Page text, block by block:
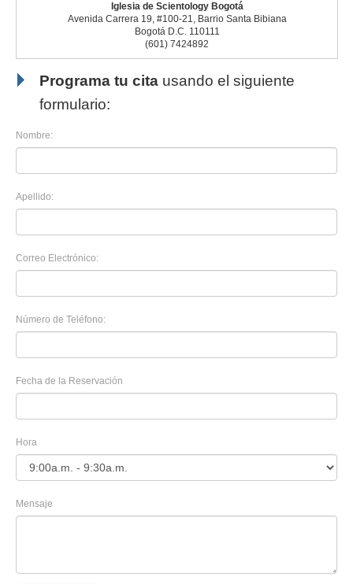
Iglesia de Scientology Bogotá
Avenida Carrera 19, #100-21, Barrio Santa Bibiana
Bogotá D.C. 110111
(601) 7424892
Programa tu cita usando el siguiente
formulario:
Nombre:
Apellido:
Correo Electrónico:
Número de Teléfono:
Fecha de la Reservación
Hora
Mensaje